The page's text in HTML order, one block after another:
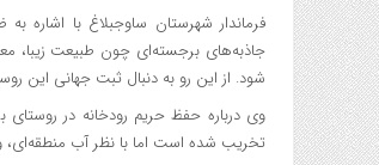
فرماندار شهرستان ساوجبلاغ با اشاره
جاذبه‌های برجسته‌ای چون طبیعت زیبا،
شود. از این رو به دنبال ثبت جهانی این
وی درباره حفظ حریم رودخانه در
تخریب شده ‌است اما با نظر آب منطقه‌ای،